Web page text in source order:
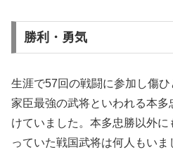
勝利・勇気
生涯で57回の戦闘に参加し傷ひ
家臣最強の武将といわれる本
けていました。本多忠勝以外
っていた戦国武将は何人もいま